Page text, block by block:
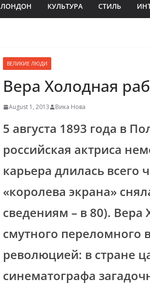
ЛОНДОН КУЛЬТУРА СТИЛЬ
ВЕЛИКИЕ ЛЮДИ
Вера Холодная
August 1, 2013 Вика Нова
5 августа 1893 года в
российская актриса
карьера длилась всего
«королева экрана»
сведениям – в 80).
смутного
революцией: в стране
синематографа